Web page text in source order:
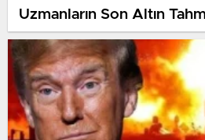
Uzmanların Son Altın